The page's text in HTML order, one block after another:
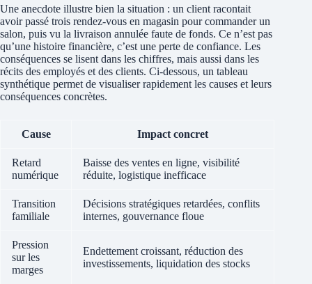
Une anecdote illustre bien la situation : un client racontait
avoir passé trois rendez-vous en magasin pour commander un
salon, puis vu la livraison annulée faute de fonds. Ce n’est pas
qu’une histoire financière, c’est une perte de confiance. Les
conséquences se lisent dans les chiffres, mais aussi dans les
récits des employés et des clients. Ci-dessous, un tableau
synthétique permet de visualiser rapidement les causes et leurs
conséquences concrètes.
Cause Impact concret
Retard
numérique
Baisse des ventes en ligne, visibilité
réduite, logistique inefficace
Transition
familiale
Décisions stratégiques retardées, conflits
internes, gouvernance floue
Pression
sur les
marges
Endettement croissant, réduction des
investissements, liquidation des stocks